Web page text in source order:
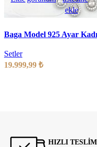
ekle
Baga Model 925 Ayar
Setler
19.999,99 ₺
HIZLI